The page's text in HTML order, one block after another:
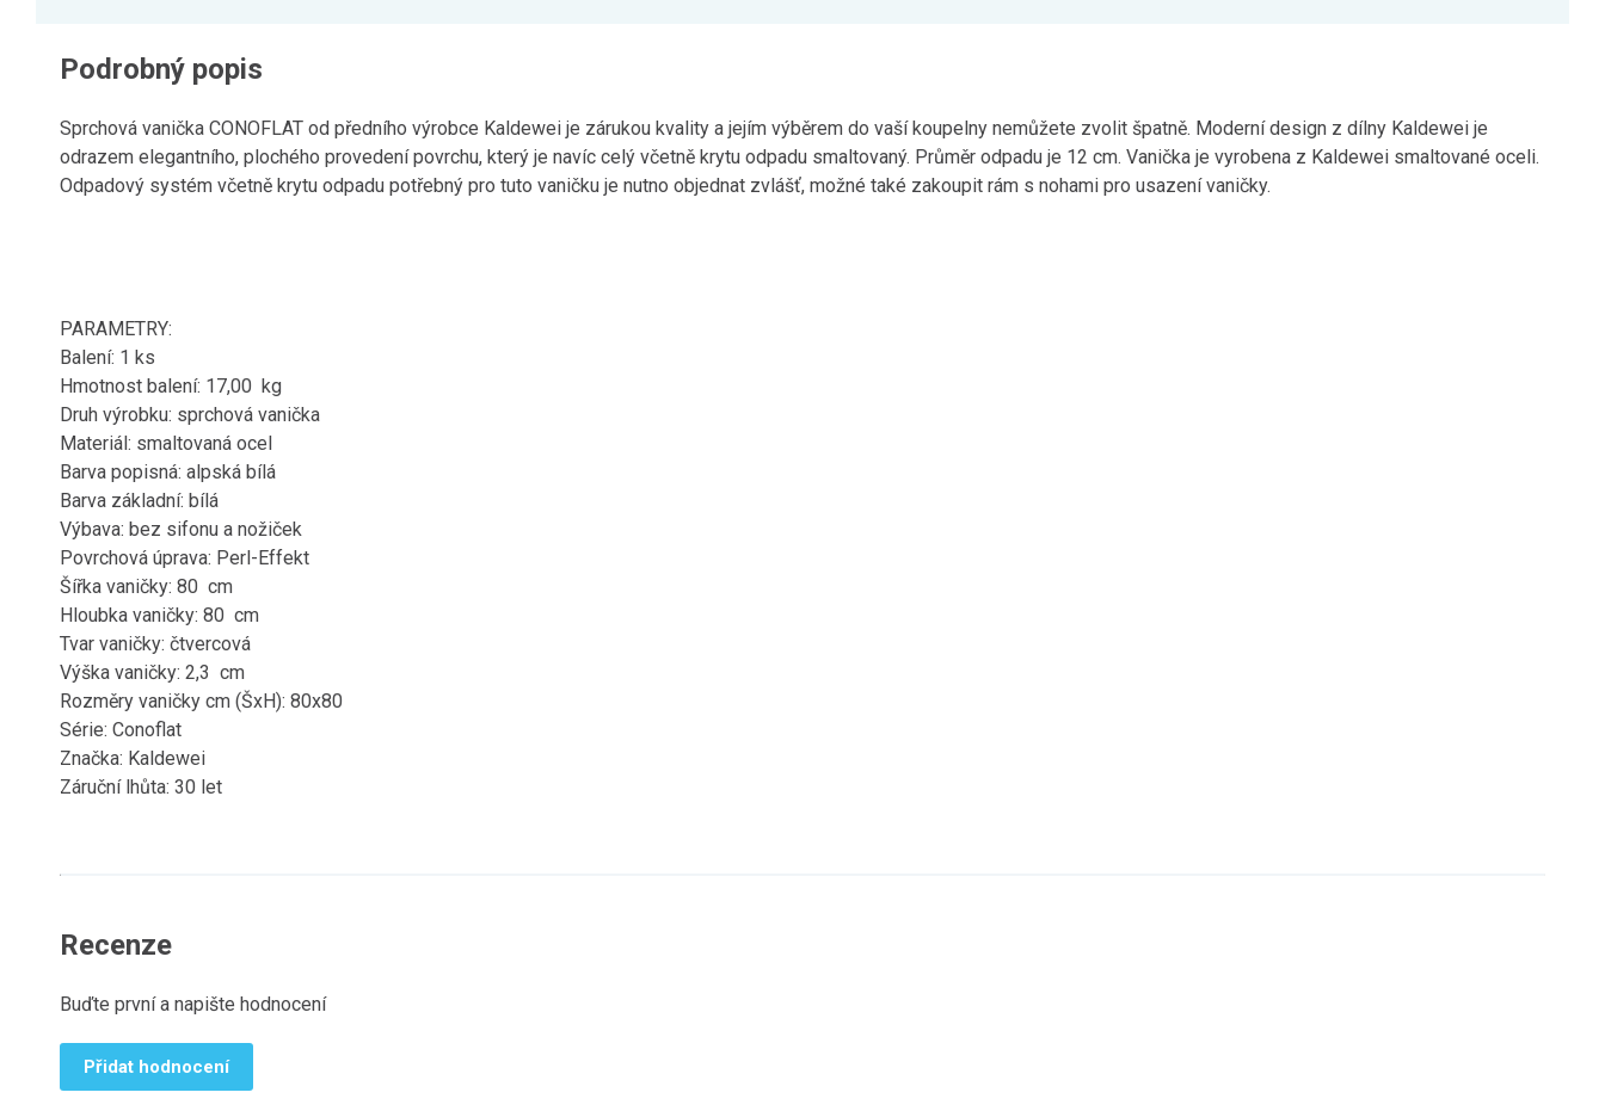
Podrobný popis
Sprchová vanička CONOFLAT od předního výrobce Kaldewei je zárukou kvality a jejím výběrem do vaší koupelny nemůžete zvolit špatně. Moderní design z dílny Kaldewei je
odrazem elegantního, plochého provedení povrchu, který je navíc celý včetně krytu odpadu smaltovaný. Průměr odpadu je 12 cm. Vanička je vyrobena z Kaldewei smaltované oceli.
Odpadový systém včetně krytu odpadu potřebný pro tuto vaničku je nutno objednat zvlášť, možné také zakoupit rám s nohami pro usazení vaničky.
PARAMETRY:
Balení: 1 ks
Hmotnost balení: 17,00 kg
Druh výrobku: sprchová vanička
Materiál: smaltovaná ocel
Barva popisná: alpská bílá
Barva základní: bílá
Výbava: bez sifonu a nožiček
Povrchová úprava: Perl-Effekt
Šířka vaničky: 80 cm
Hloubka vaničky: 80 cm
Tvar vaničky: čtvercová
Výška vaničky: 2,3 cm
Rozměry vaničky cm (ŠxH): 80x80
Série: Conoflat
Značka: Kaldewei
Záruční lhůta: 30 let
Recenze
Buďte první a napište hodnocení
Přidat hodnocení